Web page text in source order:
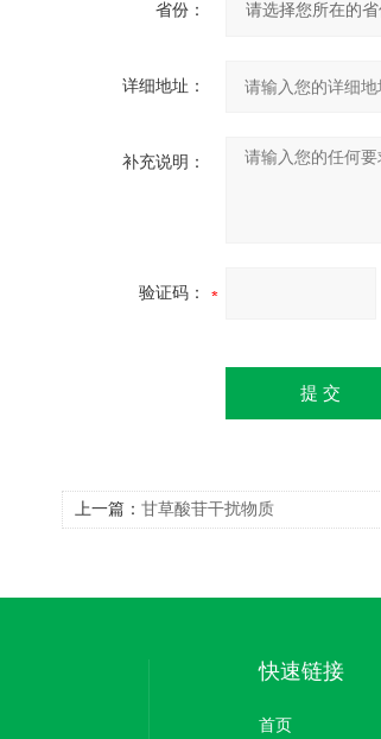
省份：
详细地址：
补充说明：
验证码：
上一篇： 甘草酸苷干扰物质
快速链接
首页